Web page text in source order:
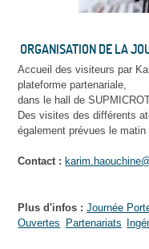
ORGANISATION DE LA
Accueil des visiteurs par
plateforme partenariale,
dans le hall de
Des visites des différents
également prévues le matin
Contact :
Plus d'infos :Journée
Ouvertes
Partenariats